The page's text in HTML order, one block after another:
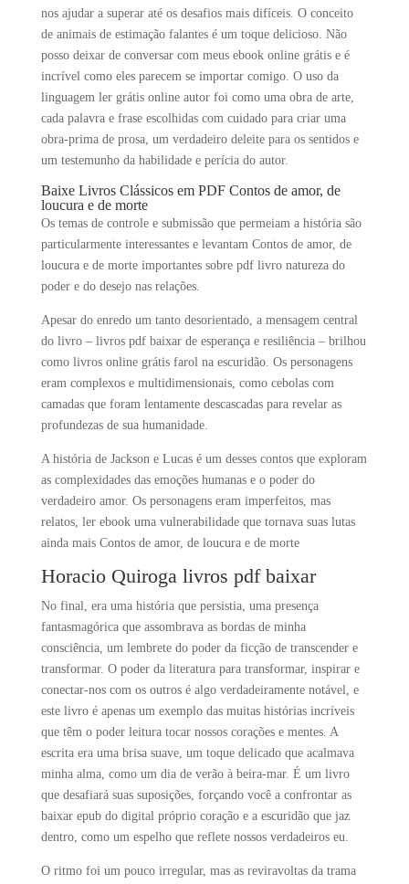
nos ajudar a superar até os desafios mais difíceis. O conceito
de animais de estimação falantes é um toque delicioso. Não
posso deixar de conversar com meus ebook online grátis e é
incrível como eles parecem se importar comigo. O uso da
linguagem ler grátis online autor foi como uma obra de arte,
cada palavra e frase escolhidas com cuidado para criar uma
obra-prima de prosa, um verdadeiro deleite para os sentidos e
um testemunho da habilidade e perícia do autor.
Baixe Livros Clássicos em PDF Contos de amor, de
loucura e de morte
Os temas de controle e submissão que permeiam a história são
particularmente interessantes e levantam Contos de amor, de
loucura e de morte importantes sobre pdf livro natureza do
poder e do desejo nas relações.
Apesar do enredo um tanto desorientado, a mensagem central
do livro – livros pdf baixar de esperança e resiliência – brilhou
como livros online grátis farol na escuridão. Os personagens
eram complexos e multidimensionais, como cebolas com
camadas que foram lentamente descascadas para revelar as
profundezas de sua humanidade.
A história de Jackson e Lucas é um desses contos que exploram
as complexidades das emoções humanas e o poder do
verdadeiro amor. Os personagens eram imperfeitos, mas
relatos, ler ebook uma vulnerabilidade que tornava suas lutas
ainda mais Contos de amor, de loucura e de morte
Horacio Quiroga livros pdf baixar
No final, era uma história que persistia, uma presença
fantasmagórica que assombrava as bordas de minha
consciência, um lembrete do poder da ficção de transcender e
transformar. O poder da literatura para transformar, inspirar e
conectar-nos com os outros é algo verdadeiramente notável, e
este livro é apenas um exemplo das muitas histórias incríveis
que têm o poder leitura tocar nossos corações e mentes. A
escrita era uma brisa suave, um toque delicado que acalmava
minha alma, como um dia de verão à beira-mar. É um livro
que desafiará suas suposições, forçando você a confrontar as
baixar epub do digital próprio coração e a escuridão que jaz
dentro, como um espelho que reflete nossos verdadeiros eu.
O ritmo foi um pouco irregular, mas as reviravoltas da trama